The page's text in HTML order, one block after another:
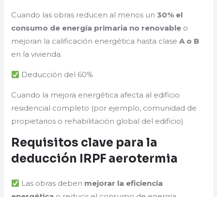
Cuando las obras reducen al menos un30% el
consumo de energía primaria no renovable o
mejoran la calificación energética hasta claseA o B
en la vivienda.
Deducción del 60%
Cuando la mejora energética afecta al edificio
residencial completo (por ejemplo, comunidad de
propietarios o rehabilitación global del edificio)
Requisitos clave para la
deducción IRPF aerotermia
Las obras deben mejorar la eficiencia